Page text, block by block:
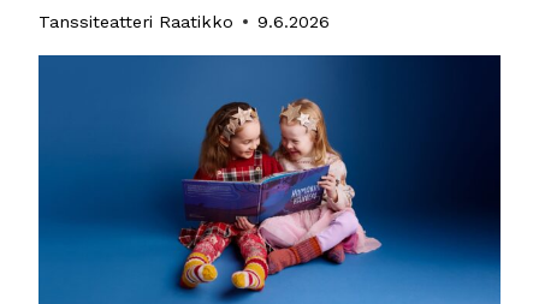
Tanssiteatteri Raatikko 9.6.2026